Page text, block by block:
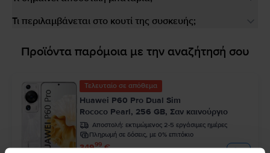
Τι περιλαμβάνεται στο κουτί της συσκευής;
Προϊόντα παρόμοια με την αναζήτησή σου
Τελευταίο σε απόθεμα
Huawei P60 Pro Dual Sim
Rococo Pearl, 256 GB, Σαν καινούργιο
Αποστολή: εκτιμώμενος 2-5 εργάσιμες ημέρες
Πληρωμή σε δόσεις, με 0% επιτόκιο
34999€